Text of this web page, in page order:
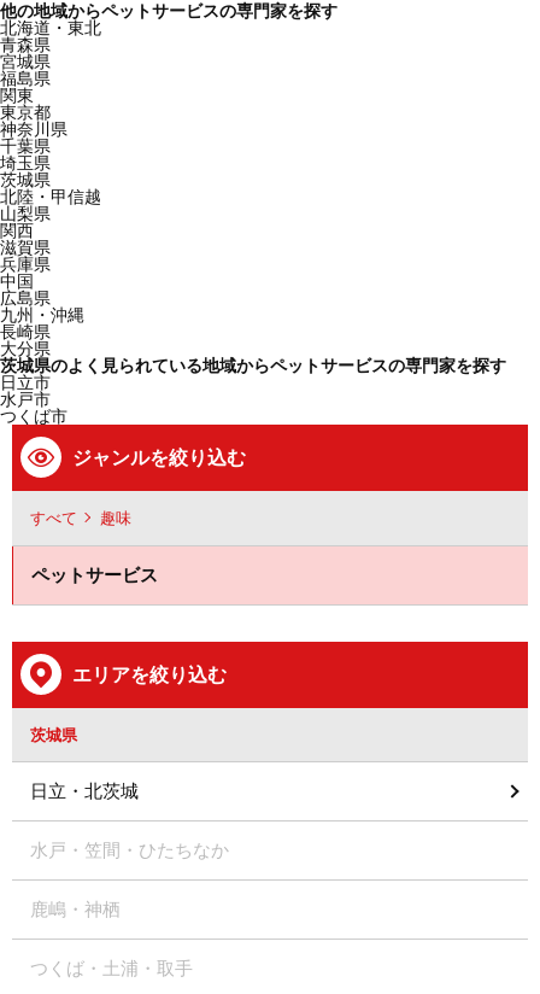
他の地域からペットサービスの専門家を探す
北海道・東北
青森県
宮城県
福島県
関東
東京都
神奈川県
千葉県
埼玉県
茨城県
北陸・甲信越
山梨県
関西
滋賀県
兵庫県
中国
広島県
九州・沖縄
長崎県
大分県
茨城県のよく見られている地域からペットサービスの専門家を探す
日立市
水戸市
つくば市
ジャンルを絞り込む
すべて 趣味
ペットサービス
エリアを絞り込む
茨城県
日立・北茨城
水戸・笠間・ひたちなか
鹿嶋・神栖
つくば・土浦・取手